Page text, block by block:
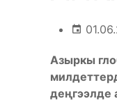
Азыркы
деңгээлде